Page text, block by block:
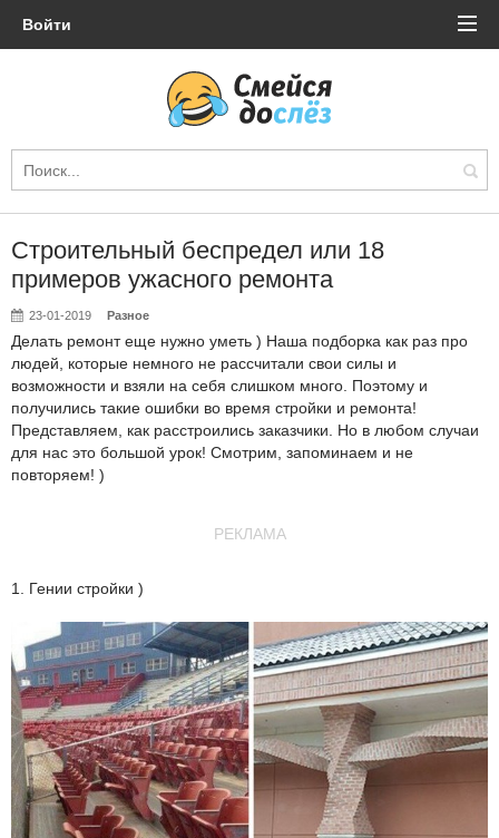
Войти
Строительный беспредел или 18
примеров ужасного ремонта
23-01-2019 Разное
Делать ремонт еще нужно уметь ) Наша подборка как раз про
людей, которые немного не рассчитали свои силы и
возможности и взяли на себя слишком много. Поэтому и
получились такие ошибки во время стройки и ремонта!
Представляем, как расстроились заказчики. Но в любом случаи
для нас это большой урок! Смотрим, запоминаем и не
повторяем! )
РЕКЛАМА
1. Гении стройки )